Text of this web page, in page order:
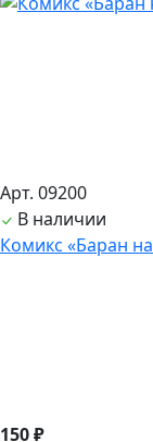
Арт. 09200
В наличии
Комикс «Баран
150 ₽